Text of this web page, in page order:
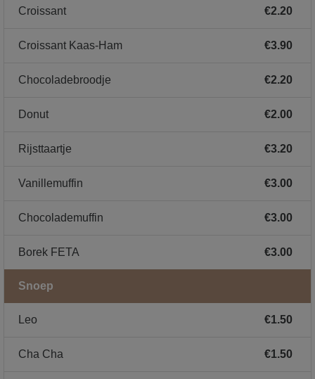
Croissant €2.20
Croissant Kaas-Ham €3.90
Chocoladebroodje €2.20
Donut €2.00
Rijsttaartje €3.20
Vanillemuffin €3.00
Chocolademuffin €3.00
Borek FETA €3.00
Snoep
Leo €1.50
Cha Cha €1.50